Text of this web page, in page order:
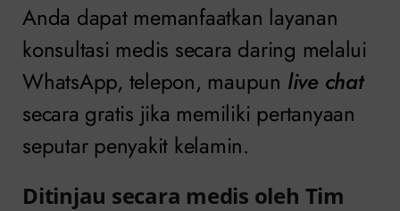
Anda dapat memanfaatkan layanan
konsultasi medis secara daring melalui
WhatsApp, telepon, maupun live chat
secara gratis jika memiliki pertanyaan
seputar penyakit kelamin.
Ditinjau secara medis oleh Tim